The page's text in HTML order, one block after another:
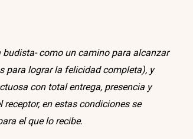
budista- como un camino para alcanzar
para lograr la felicidad completa), y
con total entrega, presencia y
en estas condiciones se
el que lo recibe.